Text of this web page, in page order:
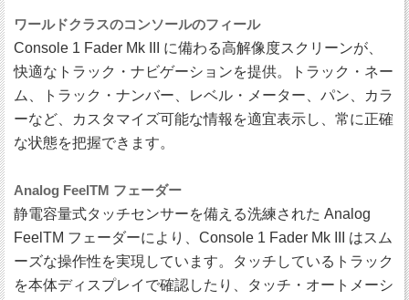
ワールドクラスのコンソールのフィール
Console 1 Fader Mk III に備わる高解像度スクリーンが、
快適なトラック・ナビゲーションを提供。トラック・ネー
ム、トラック・ナンバー、レベル・メーター、パン、カラ
ーなど、カスタマイズ可能な情報を適宜表示し、常に正確
な状態を把握できます。
Analog FeelTM フェーダー
静電容量式タッチセンサーを備える洗練された Analog
FeelTM フェーダーにより、Console 1 Fader Mk III はスム
ーズな操作性を実現しています。タッチしているトラック
を本体ディスプレイで確認したり、タッチ・オートメーシ